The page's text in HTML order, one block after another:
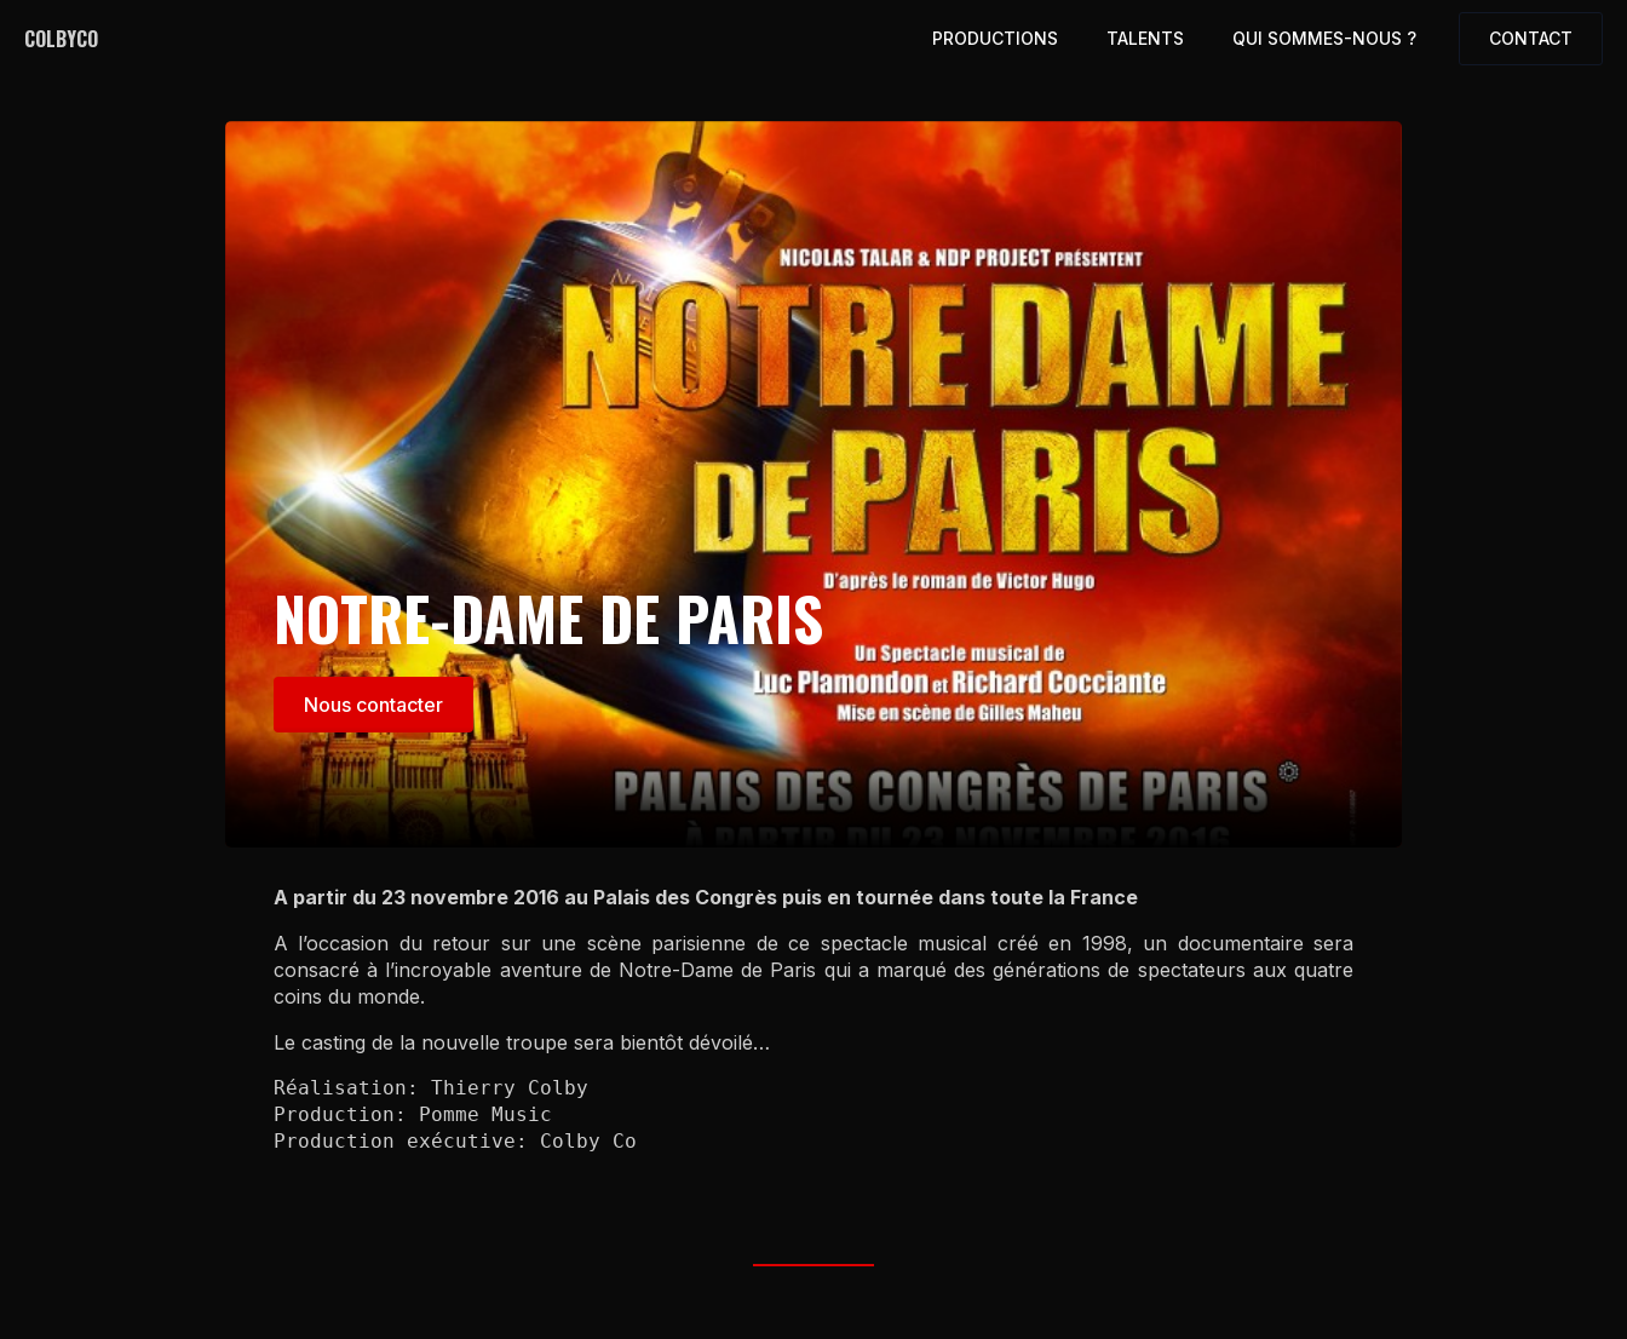
COLBYCO PRODUCTIONS TALENTS QUI SOMMES-NOUS ? CONTACT
NOTRE-DAME DE PARIS
Nous contacter
A partir du 23 novembre 2016 au Palais des Congrès puis en tournée dans toute la France
A l’occasion du retour sur une scène parisienne de ce spectacle musical créé en 1998, un documentaire sera
consacré à l’incroyable aventure de Notre-Dame de Paris qui a marqué des générations de spectateurs aux quatre
coins du monde.
Le casting de la nouvelle troupe sera bientôt dévoilé…
Réalisation: Thierry Colby
Production: Pomme Music
Production exécutive: Colby Co